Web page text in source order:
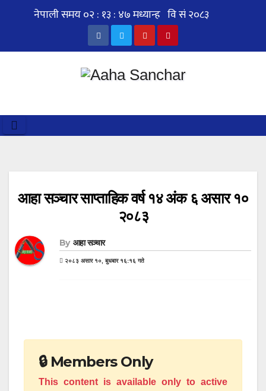
आहा सञ्चार साप्ताहिक वर्ष १४ अंक ६ असार १०
२०८३
By आहा सञ्चार
२०८३ असार १०, बुधबार १६:१६ गते
🔒 Members Only
This content is available only to active